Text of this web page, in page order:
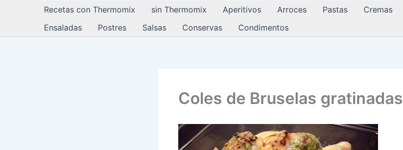
Recetas con Thermomix sin Thermomix Aperitivos Arroces Pastas Cremas
Ensaladas
Postres Salsas Conservas Condimentos
Coles de Bruselas gratinadas